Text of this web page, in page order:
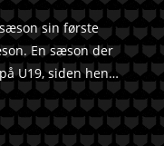
sin første
En sæson der
U19, siden hen…